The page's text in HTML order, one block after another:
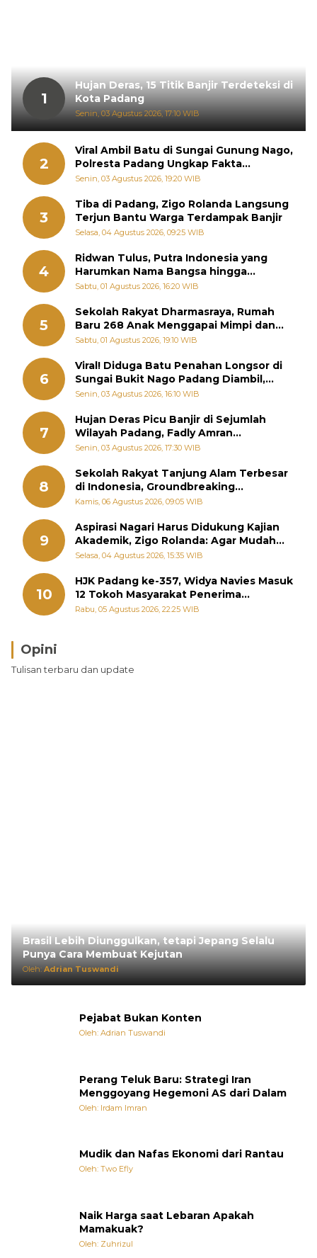
1
Hujan Deras, 15 Titik Banjir Terdeteksi di
Kota Padang
Senin, 03 Agustus 2026, 17:10 WIB
2
Viral Ambil Batu di Sungai Gunung Nago,
Polresta Padang Ungkap Fakta
Sebenarnya
Senin, 03 Agustus 2026, 19:20 WIB
3
Tiba di Padang, Zigo Rolanda Langsung
Terjun Bantu Warga Terdampak Banjir
Selasa, 04 Agustus 2026, 09:25 WIB
4
Ridwan Tulus, Putra Indonesia yang
Harumkan Nama Bangsa hingga
Diabadikan dalam Buku Jepang
Sabtu, 01 Agustus 2026, 16:20 WIB
5
Sekolah Rakyat Dharmasraya, Rumah
Baru 268 Anak Menggapai Mimpi dan
Memutus Rantai Kemiskinan
Sabtu, 01 Agustus 2026, 19:10 WIB
6
Viral! Diduga Batu Penahan Longsor di
Sungai Bukit Nago Padang Diambil,
Warga Khawatir Bencana Terulang
Senin, 03 Agustus 2026, 16:10 WIB
7
Hujan Deras Picu Banjir di Sejumlah
Wilayah Padang, Fadly Amran
Perintahkan OPD Siaga
Senin, 03 Agustus 2026, 17:30 WIB
8
Sekolah Rakyat Tanjung Alam Terbesar
di Indonesia, Groundbreaking
September
Kamis, 06 Agustus 2026, 09:05 WIB
9
Aspirasi Nagari Harus Didukung Kajian
Akademik, Zigo Rolanda: Agar Mudah
Diperjuangkan di Kementerian
Selasa, 04 Agustus 2026, 15:35 WIB
10
HJK Padang ke-357, Widya Navies Masuk
12 Tokoh Masyarakat Penerima
Penghargaan Pemko Padang
Rabu, 05 Agustus 2026, 22:25 WIB
Opini
Tulisan terbaru dan update
Brasil Lebih Diunggulkan, tetapi Jepang Selalu
Punya Cara Membuat Kejutan
Oleh: Adrian Tuswandi
Pejabat Bukan Konten
Oleh: Adrian Tuswandi
Perang Teluk Baru: Strategi Iran
Menggoyang Hegemoni AS dari Dalam
Oleh: Irdam Imran
Mudik dan Nafas Ekonomi dari Rantau
Oleh: Two Efly
Naik Harga saat Lebaran Apakah
Mamakuak?
Oleh: Zuhrizul